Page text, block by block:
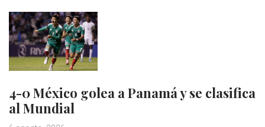
4-0 México golea a Panamá y se clasifica
al Mundial